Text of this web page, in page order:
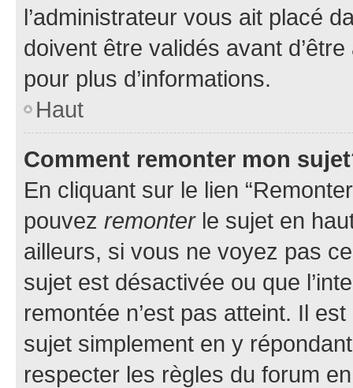
l’administrateur vous ait placé
doivent être validés avant
pour plus d’informations.
Haut
Comment remonter mon
En cliquant sur le lien
pouvez remonterle sujet en
ailleurs, si vous ne voyez pas
sujet est désactivée ou que
remontée n’est pas atteint. Il
sujet simplement en y
respecter les règles du forum